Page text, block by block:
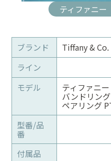
ティファニー
ブランド
Tiffany & Co.
ライン
モデル
ティファニ
バンドリン
ペアリング
型番/品
番
付属品